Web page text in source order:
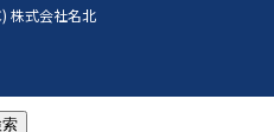
株式会社名北